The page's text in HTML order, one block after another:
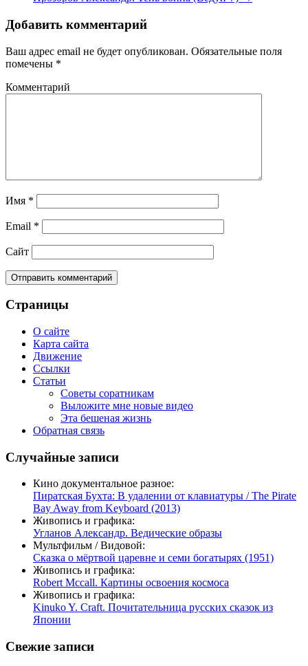
Добавить комментарий
Ваш адрес email не будет опубликован. Обязательные поля
помечены *
Комментарий
Имя *
Email *
Сайт
Страницы
О сайте
Карта сайта
Движение
Ссылки
Статьи
Советы соратникам
Выложите мне новые видео
Эта бешеная жизнь
Обратная связь
Случайные записи
Кино документальное разное:
Пиратская Бухта: В удалении от клавиатуры / The Pirate
Bay Away from Keyboard (2013)
Живопись и графика:
Угланов Александр. Ведические образы
Мультфильм / Видовой:
Сказка о мёртвой царевне и семи богатырях (1951)
Живопись и графика:
Robert Mccall. Картины освоения космоса
Живопись и графика:
Kinuko Y. Craft. Почитательница русских сказок из
Японии
Свежие записи